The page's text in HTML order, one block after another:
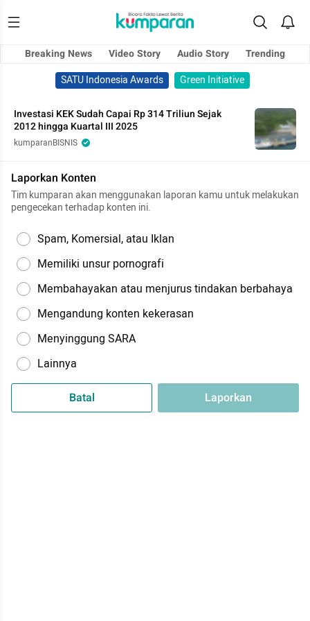
Breaking News Video Story Audio Story
Trending
SATU Indonesia Awards
Green Initiative
Investasi KEK Sudah Capai Rp 314 Triliun Sejak
2012 hingga Kuartal III 2025
kumparanBISNIS
Laporkan Konten
Tim kumparan akan menggunakan laporan kamu untuk melakukan
pengecekan terhadap konten ini.
Spam, Komersial, atau Iklan
Memiliki unsur pornografi
Membahayakan atau menjurus tindakan berbahaya
Mengandung konten kekerasan
Menyinggung SARA
Lainnya
Batal Laporkan